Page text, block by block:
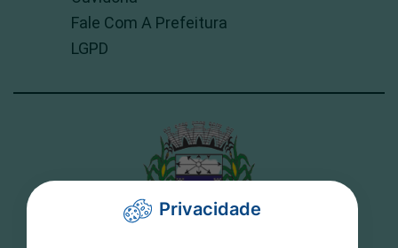
Fale Com A Prefeitura
LGPD
Privacidade